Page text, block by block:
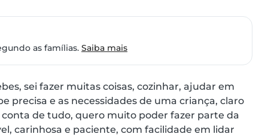
as famílias. Saiba mais
sei fazer muitas coisas, cozinhar, ajudar em
precisa e as necessidades de uma criança, claro
de tudo, quero muito poder fazer parte da
carinhosa e paciente, com facilidade em lidar